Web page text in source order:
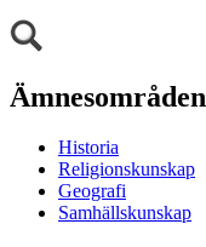
Ämnesområden
Historia
Religionskunskap
Geografi
Samhällskunskap